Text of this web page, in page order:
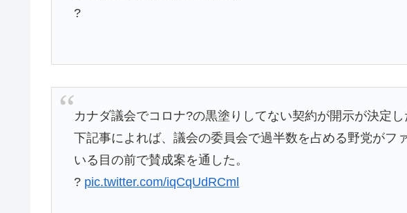
?
カナダ議会でコロナ?の黒塗りしてない契約が開示が決定し
下記事によれば、議会の委員会で過半数を占める野党がフ
いる目の前で賛成案を通した。
? pic.twitter.com/iqCqUdRCml